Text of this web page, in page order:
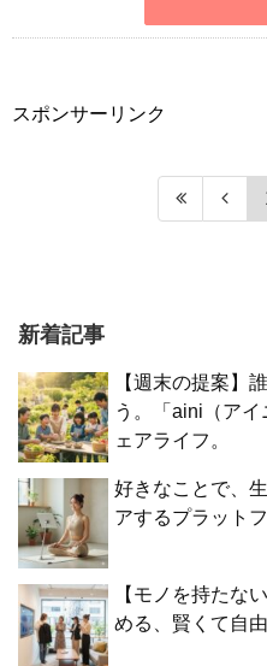
スポンサーリンク
新着記事
【週末の提案】
う。「aini（ア
ェアライフ。
好きなことで、
アするプラット
【モノを持たな
める、賢くて自